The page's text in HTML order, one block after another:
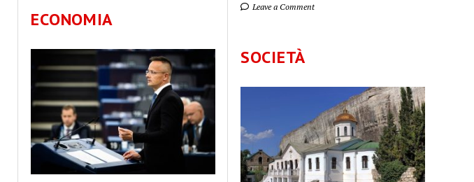
Leave a Comment
SOCIETÀ
ECONOMIA